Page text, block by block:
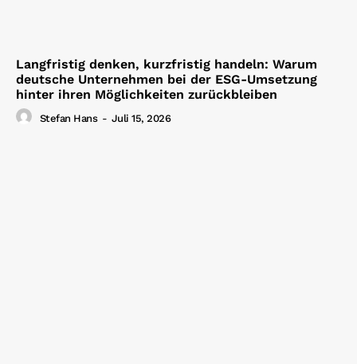
Langfristig denken, kurzfristig handeln: Warum
deutsche Unternehmen bei der ESG-Umsetzung
hinter ihren Möglichkeiten zurückbleiben
Stefan Hans - Juli 15, 2026